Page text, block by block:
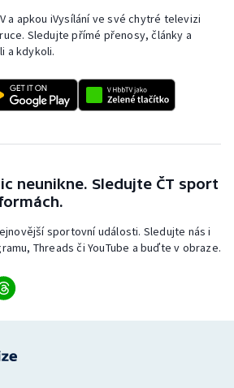
a apkou iVysílání ve své chytré televizi
Sledujte přímé přenosy, články a
a kdykoli.
neunikne. Sledujte ČT sport
sportovní události. Sledujte nás i
Threads či YouTube a buďte v obraze.